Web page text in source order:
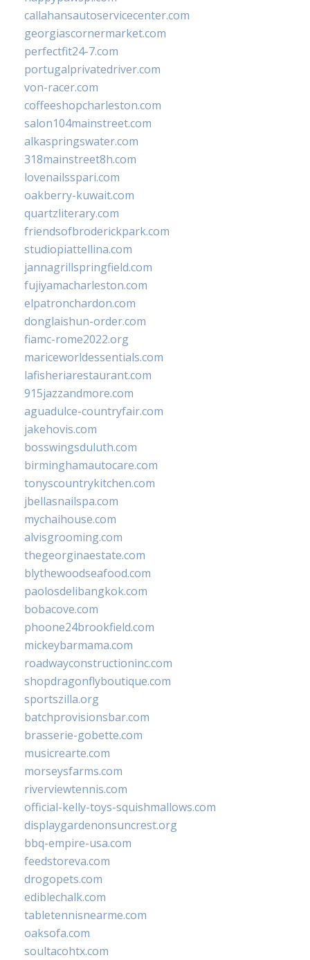
callahansautoservicecenter.com
georgiascornermarket.com
perfectfit24-7.com
portugalprivatedriver.com
von-racer.com
coffeeshopcharleston.com
salon104mainstreet.com
alkaspringswater.com
318mainstreet8h.com
lovenailsspari.com
oakberry-kuwait.com
quartzliterary.com
friendsofbroderickpark.com
studiopiattellina.com
jannagrillspringfield.com
fujiyamacharleston.com
elpatronchardon.com
donglaishun-order.com
fiamc-rome2022.org
mariceworldessentials.com
lafisheriarestaurant.com
915jazzandmore.com
aguadulce-countryfair.com
jakehovis.com
bosswingsduluth.com
birminghamautocare.com
tonyscountrykitchen.com
jbellasnailspa.com
mychaihouse.com
alvisgrooming.com
thegeorginaestate.com
blythewoodseafood.com
paolosdelibangkok.com
bobacove.com
phoone24brookfield.com
mickeybarmama.com
roadwayconstructioninc.com
shopdragonflyboutique.com
sportszilla.org
batchprovisionsbar.com
brasserie-gobette.com
musicrearte.com
morseysfarms.com
riverviewtennis.com
official-kelly-toys-squishmallows.com
displaygardenonsuncrest.org
bbq-empire-usa.com
feedstoreva.com
drogopets.com
ediblechalk.com
tabletennisnearme.com
oaksofa.com
soultacohtx.com